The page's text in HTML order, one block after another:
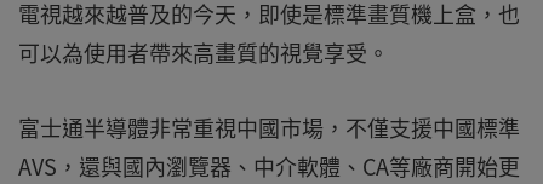
電視越來越普及的今天，即使是標準畫質機上盒，也
可以為使用者帶來高畫質的視覺享受。
富士通半導體非常重視中國市場，不僅支援中國標準
AVS，還與國內瀏覽器、中介軟體、CA等廠商開始更